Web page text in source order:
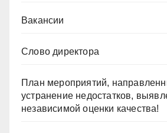
Вакансии
Слово директора
План мероприятий,
устранение недостатков,
независимой оценки качества!